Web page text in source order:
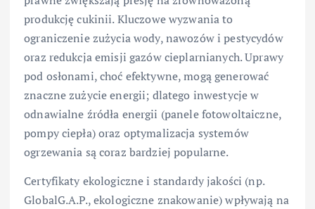
produkcję cukinii. Kluczowe wyzwania to
ograniczenie zużycia wody, nawozów i pestycydów
oraz redukcja emisji gazów cieplarnianych. Uprawy
pod osłonami, choć efektywne, mogą generować
znaczne zużycie energii; dlatego inwestycje w
odnawialne źródła energii (panele fotowoltaiczne,
pompy ciepła) oraz optymalizacja systemów
ogrzewania są coraz bardziej popularne.
Certyfikaty ekologiczne i standardy jakości (np.
GlobalG.A.P., ekologiczne znakowanie) wpływają na